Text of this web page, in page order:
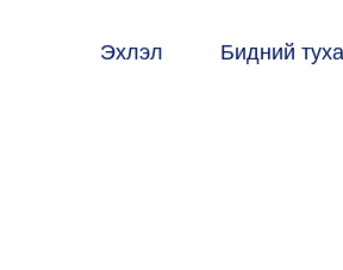
Эхлэл Бидний